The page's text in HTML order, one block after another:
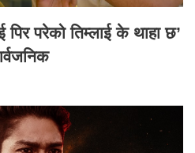
पिर परेको तिम्लाई के थाहा छ’